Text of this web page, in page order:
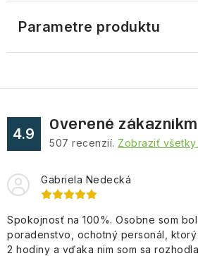
Parametre produktu
4.9
Overené
507 recenzií. Zobraziť
Gabriela Nedecká
Spokojnosť na 100%. Osobne som
poradenstvo, ochotný personál,
2 hodiny a vďaka nim som sa